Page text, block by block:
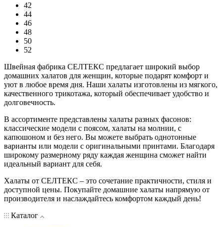
42
44
46
48
50
52
Швейная фабрика СЕЛТЕКС предлагает широкий выбор
домашних халатов для женщин, которые подарят комфорт и
уют в любое время дня. Наши халаты изготовлены из мягкого,
качественного трикотажа, который обеспечивает удобство и
долговечность.
В ассортименте представлены халаты разных фасонов:
классические модели с поясом, халаты на молнии, с
капюшоном и без него. Вы можете выбрать однотонные
варианты или модели с оригинальными принтами. Благодаря
широкому размерному ряду каждая женщина сможет найти
идеальный вариант для себя.
Халаты от СЕЛТЕКС – это сочетание практичности, стиля и
доступной цены. Покупайте домашние халаты напрямую от
производителя и наслаждайтесь комфортом каждый день!
Каталог